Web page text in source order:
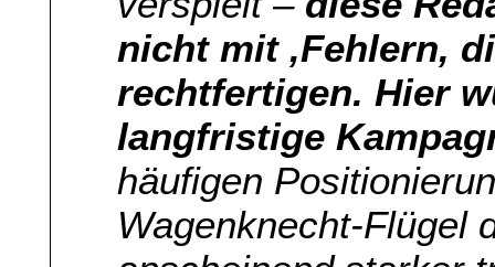
nicht mit ‚Fehlern,
rechtfertigen. Hier
langfristige
häufigen
Wagenknecht-Flügel